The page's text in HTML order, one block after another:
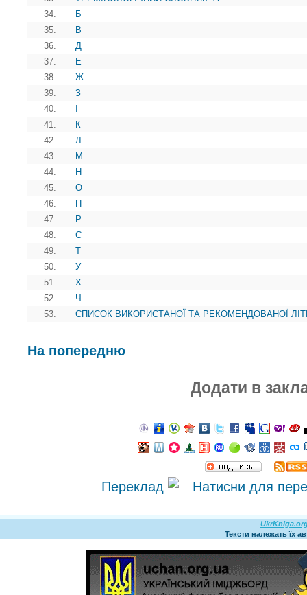
34.
Б
35.
В
36.
Д
37.
Е
38.
Ж
39.
З
40.
І
41.
К
42.
Л
43.
М
44.
Н
45.
О
46.
П
47.
Р
48.
С
49.
Т
50.
У
51.
Х
52.
Ч
53.
СПИСОК ВИКОРИСТАНОЇ ТА РЕКОМЕНДОВАНОЇ
На попередню
Додати в
Переклад
Тексти належать їх